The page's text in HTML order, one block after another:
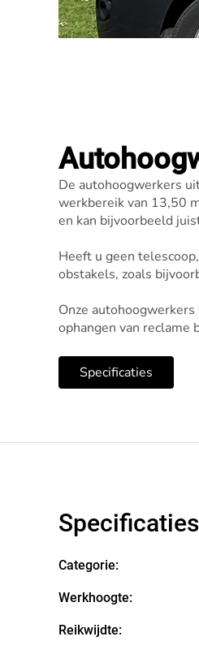
De autohoogwerkers
werkbereik van 13,50
en kan bijvoorbeeld
Heeft u geen
obstakels, zoals
Onze
ophangen van reclame
Specificaties
Specificaties
Categorie:
Werkhoogte:
Reikwijdte: